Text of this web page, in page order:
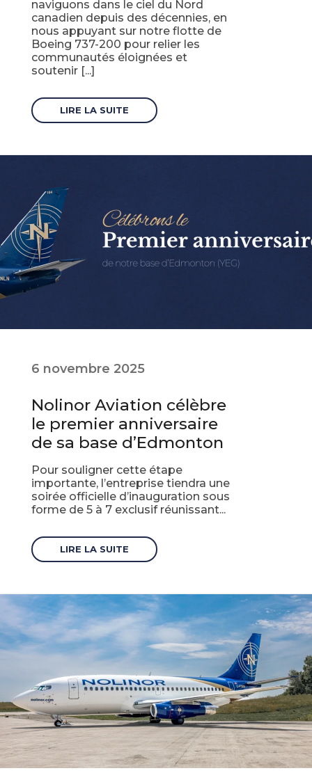
naviguons dans le ciel du Nord
canadien depuis des décennies, en
nous appuyant sur notre flotte de
Boeing 737-200 pour relier les
communautés éloignées et
soutenir [...]
LIRE LA SUITE
6 novembre 2025
Nolinor Aviation célèbre
le premier anniversaire
de sa base d’Edmonton
Pour souligner cette étape
importante, l’entreprise tiendra une
soirée officielle d’inauguration sous
forme de 5 à 7 exclusif réunissant...
LIRE LA SUITE